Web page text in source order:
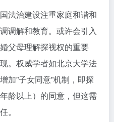
法治建设注重家庭和谐和
调解和教育。或许会引入
父母理解探视权的重要
。权威学者如北京大学法
加”子女同意”机制，即探
龄以上）的同意，但这需
。